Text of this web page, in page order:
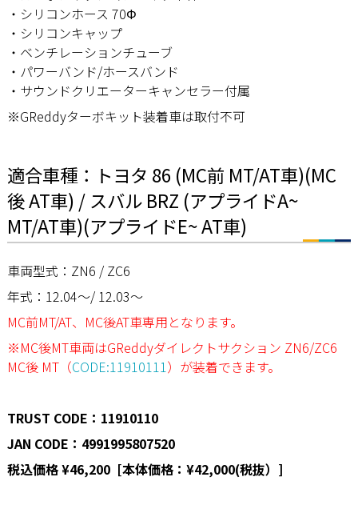
・シリコンホース 70Φ
・シリコンキャップ
・ベンチレーションチューブ
・パワーバンド/ホースバンド
・サウンドクリエーターキャンセラー付属
※GReddyターボキット装着車は取付不可
適合車種：トヨタ 86 (MC前 MT/AT車)(MC
後 AT車) / スバル BRZ (アプライドA~
MT/AT車)(アプライドE~ AT車)
車両型式：ZN6 / ZC6
年式：12.04～/ 12.03～
MC前MT/AT、MC後AT車専用となります。
※MC後MT車両はGReddyダイレクトサクション ZN6/ZC6
MC後 MT（CODE:11910111）が装着できます。
TRUST CODE：11910110
JAN CODE：4991995807520
税込価格 ¥46,200 [本体価格：¥42,000(税抜）]